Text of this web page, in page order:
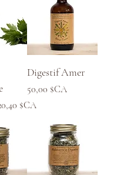
promotionnel
$CA
Digestif Amer
Prix
50,00 $CA